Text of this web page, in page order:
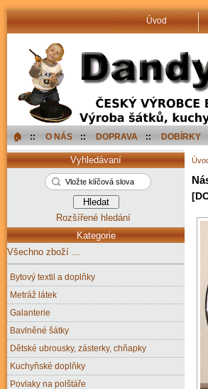
Úvod
🏠︎ :: O NÁS :: DOPRAVA :: DOBÍRKY
Vyhledávaní
Rozšířené hledání
Kategorie
Všechno zboží ...
Bytový textil a doplňky
Metráž látek
Galanterie
Bavlněné šátky
Dětské ubrousky, zásterky, chňapky
Kuchyňské doplňky
Povlaky na polštáře